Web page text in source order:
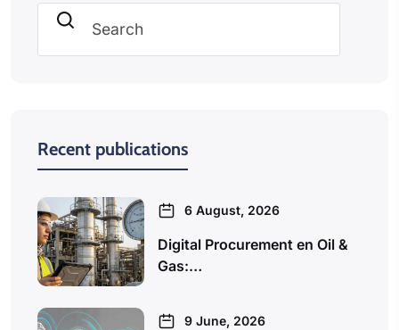
Search
Recent publications
6 August, 2026
Digital Procurement en Oil &
Gas:…
9 June, 2026